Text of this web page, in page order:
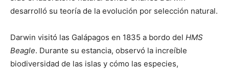
desarrolló su teoría de la evolución por selección natural.
Darwin visitó las Galápagos en 1835 a bordo del HMS
Beagle. Durante su estancia, observó la increíble
biodiversidad de las islas y cómo las especies,